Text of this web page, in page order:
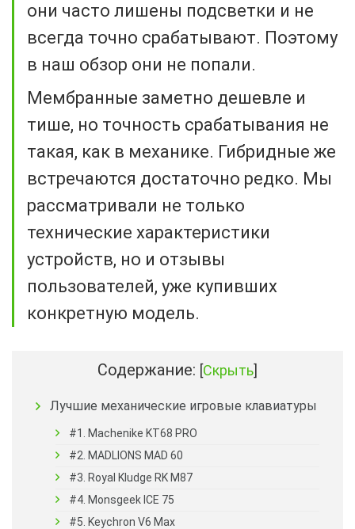
они часто лишены подсветки и не
всегда точно срабатывают. Поэтому
в наш обзор они не попали.
Мембранные заметно дешевле и
тише, но точность срабатывания не
такая, как в механике. Гибридные же
встречаются достаточно редко. Мы
рассматривали не только
технические характеристики
устройств, но и отзывы
пользователей, уже купивших
конкретную модель.
Содержание: [Скрыть]
Лучшие механические игровые клавиатуры
#1. Machenike KT68 PRO
#2. MADLIONS MAD 60
#3. Royal Kludge RK M87
#4. Monsgeek ICE 75
#5. Keychron V6 Max